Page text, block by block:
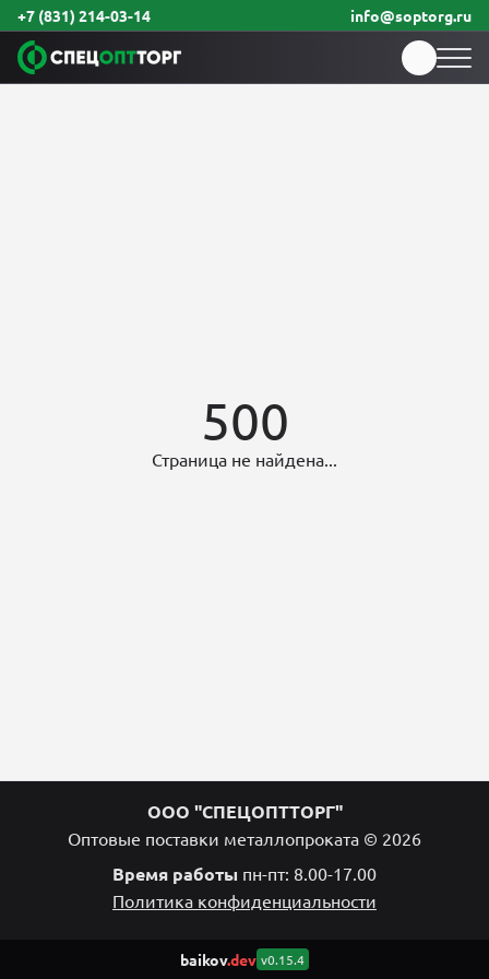
+7 (831) 214-03-14 info@soptorg.ru
500
Страница не найдена...
ООО "СПЕЦОПТТОРГ"
Оптовые поставки металлопроката © 2026
Время работы пн-пт: 8.00-17.00
Политика конфиденциальности
baikov.dev v0.15.4